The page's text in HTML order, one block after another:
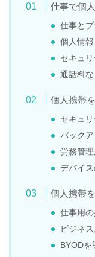
仕事で個
仕事と
個人情
セキュ
通話料
個人携帯
セキュ
バック
労務管
デバイ
個人携帯
仕事用
ビジネ
BYODを